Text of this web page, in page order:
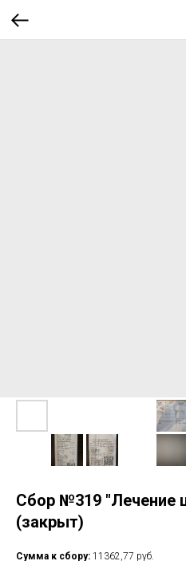
Сбор №319 "Лечение
(закрыт)
Сумма к сбору: 11362,77 руб.